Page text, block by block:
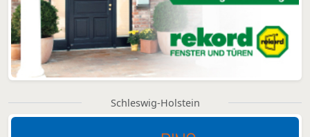
Schleswig-Holstein